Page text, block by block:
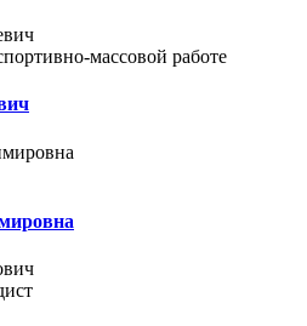
массовой работе